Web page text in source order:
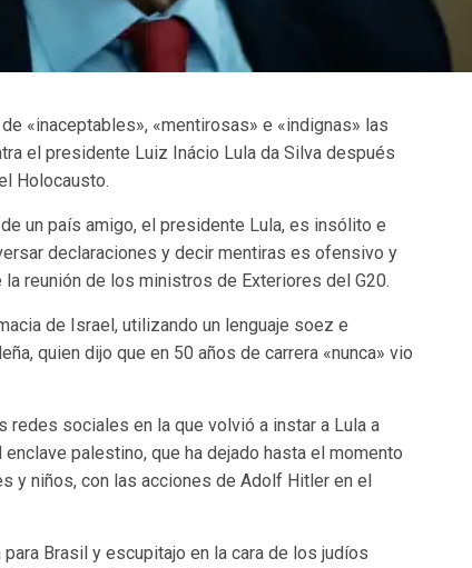
«inaceptables», «mentirosas» e «indignas» las
el presidente Luiz Inácio Lula da Silva después
Holocausto.
un país amigo, el presidente Lula, es insólito e
declaraciones y decir mentiras es ofensivo y
reunión de los ministros de Exteriores del G20.
de Israel, utilizando un lenguaje soez e
quien dijo que en 50 años de carrera «nunca» vio
redes sociales en la que volvió a instar a Lula a
palestino, que ha dejado hasta el momento
y niños, con las acciones de Adolf Hitler en el
Brasil y escupitajo en la cara de los judíos